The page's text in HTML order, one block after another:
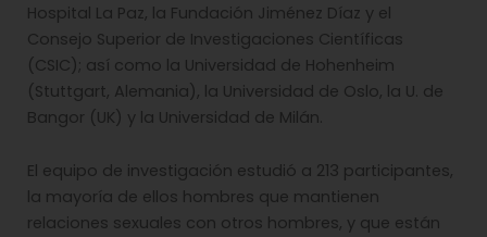
Hospital La Paz, la Fundación Jiménez Díaz y el
Consejo Superior de Investigaciones Científicas
(CSIC); así como la Universidad de Hohenheim
(Stuttgart, Alemania), la Universidad de Oslo, la U. de
Bangor (UK) y la Universidad de Milán.
El equipo de investigación estudió a 213 participantes,
la mayoría de ellos hombres que mantienen
relaciones sexuales con otros hombres, y que están